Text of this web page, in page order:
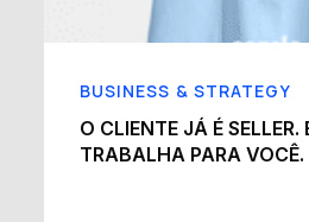
BUSINESS & STRATEGY
O CLIENTE JÁ É SELLER.
TRABALHA PARA VOCÊ.